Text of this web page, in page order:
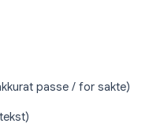
passe / for sakte)